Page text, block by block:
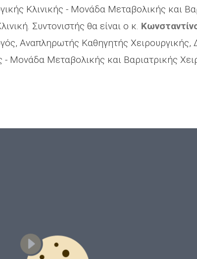
Κλινικής - Μονάδα Μεταβολικής και
Συντονιστής θα είναι ο κ.
Αναπληρωτής Καθηγητής Χειρουργικής,
- Μονάδα Μεταβολικής και Βαριατρικής